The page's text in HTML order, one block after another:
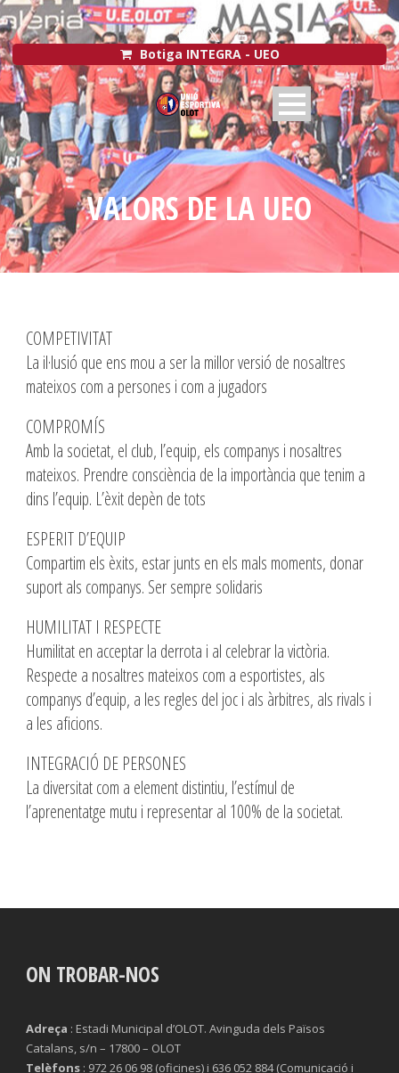
Botiga INTEGRA - UEO
VALORS DE LA UEO
COMPETIVITAT
La il·lusió que ens mou a ser la millor versió de nosaltres
mateixos com a persones i com a jugadors
COMPROMÍS
Amb la societat, el club, l’equip, els companys i nosaltres
mateixos. Prendre consciència de la importància que tenim a
dins l’equip. L’èxit depèn de tots
ESPERIT D’EQUIP
Compartim els èxits, estar junts en els mals moments, donar
suport als companys. Ser sempre solidaris
HUMILITAT I RESPECTE
Humilitat en acceptar la derrota i al celebrar la victòria.
Respecte a nosaltres mateixos com a esportistes, als
companys d’equip, a les regles del joc i als àrbitres, als rivals i
a les aficions.
INTEGRACIÓ DE PERSONES
La diversitat com a element distintiu, l’estímul de
l’aprenentatge mutu i representar al 100% de la societat.
ON TROBAR-NOS
Adreça : Estadi Municipal d’OLOT. Avinguda dels Països
Catalans, s/n – 17800 – OLOT
Telèfons : 972 26 06 98 (oficines) i 636 052 884 (Comunicació i